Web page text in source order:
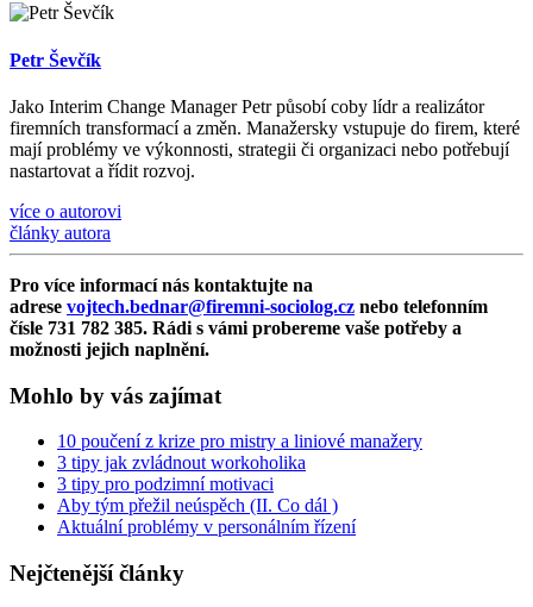
Petr Ševčík
Jako Interim Change Manager Petr působí coby lídr a realizátor
firemních transformací a změn. Manažersky vstupuje do firem, které
mají problémy ve výkonnosti, strategii či organizaci nebo potřebují
nastartovat a řídit rozvoj.
více o autorovi
články autora
Pro více informací nás kontaktujte na
adrese vojtech.bednar@firemni-sociolog.cz nebo telefonním
čísle 731 782 385. Rádi s vámi probereme vaše potřeby a
možnosti jejich naplnění.
Mohlo by vás zajímat
10 poučení z krize pro mistry a liniové manažery
3 tipy jak zvládnout workoholika
3 tipy pro podzimní motivaci
Aby tým přežil neúspěch (II. Co dál )
Aktuální problémy v personálním řízení
Nejčtenější články